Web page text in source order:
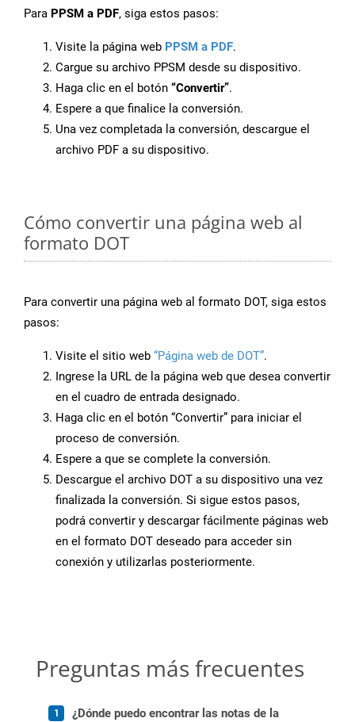
Para PPSM a PDF, siga estos pasos:
Visite la página web PPSM a PDF.
Cargue su archivo PPSM desde su dispositivo.
Haga clic en el botón “Convertir”.
Espere a que finalice la conversión.
Una vez completada la conversión, descargue el
archivo PDF a su dispositivo.
Cómo convertir una página web al
formato DOT
Para convertir una página web al formato DOT, siga estos
pasos:
Visite el sitio web “Página web de DOT”.
Ingrese la URL de la página web que desea convertir
en el cuadro de entrada designado.
Haga clic en el botón “Convertir” para iniciar el
proceso de conversión.
Espere a que se complete la conversión.
Descargue el archivo DOT a su dispositivo una vez
finalizada la conversión. Si sigue estos pasos,
podrá convertir y descargar fácilmente páginas web
en el formato DOT deseado para acceder sin
conexión y utilizarlas posteriormente.
Preguntas más frecuentes
¿Dónde puedo encontrar las notas de la